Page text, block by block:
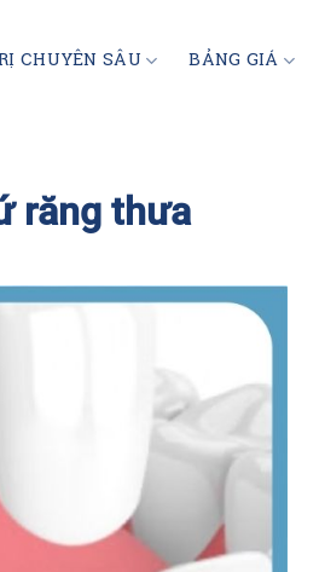
CHUYÊN SÂU BẢNG GIÁ
răng thưa